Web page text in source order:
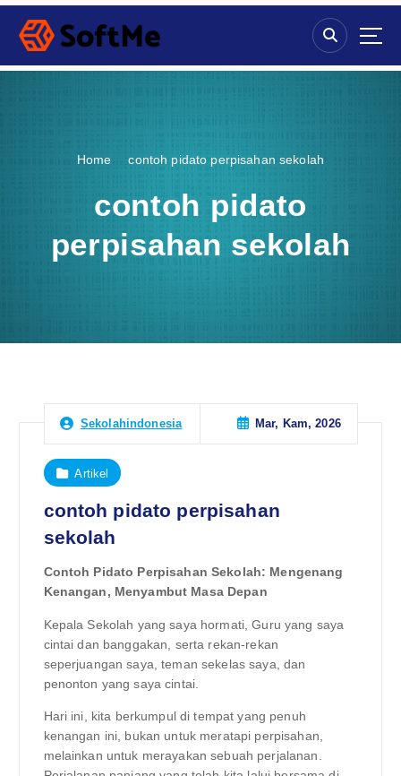
S
p
Home contoh pidato perpisahan sekolah
contoh pidato
perpisahan sekolah
Sekolahindonesia Mar, Kam, 2026
Artikel
contoh pidato perpisahan
sekolah
Contoh Pidato Perpisahan Sekolah: Mengenang
Kenangan, Menyambut Masa Depan
Kepala Sekolah yang saya hormati, Guru yang saya
cintai dan banggakan, serta rekan-rekan
seperjuangan saya, teman sekelas saya, dan
penonton yang saya cintai.
Hari ini, kita berkumpul di tempat yang penuh
kenangan ini, bukan untuk meratapi perpisahan,
melainkan untuk merayakan sebuah perjalanan.